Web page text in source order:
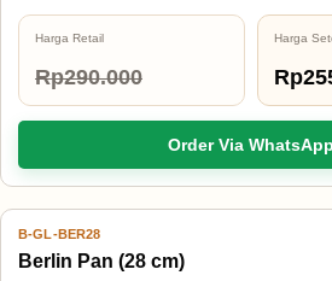
Harga Retail
Rp290.000
Harga
Order Via WhatsApp
12% OFF
B-GL-BER28
Berlin Pan (28 cm)